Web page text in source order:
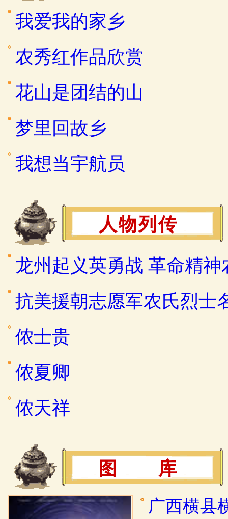
我爱我的家乡
农秀红作品欣赏
花山是团结的山
梦里回故乡
我想当宇航员
人物列传
龙州起义英勇战 革命精
抗美援朝志愿军农氏烈士
侬士贵
侬夏卿
侬天祥
图 库
广西横县